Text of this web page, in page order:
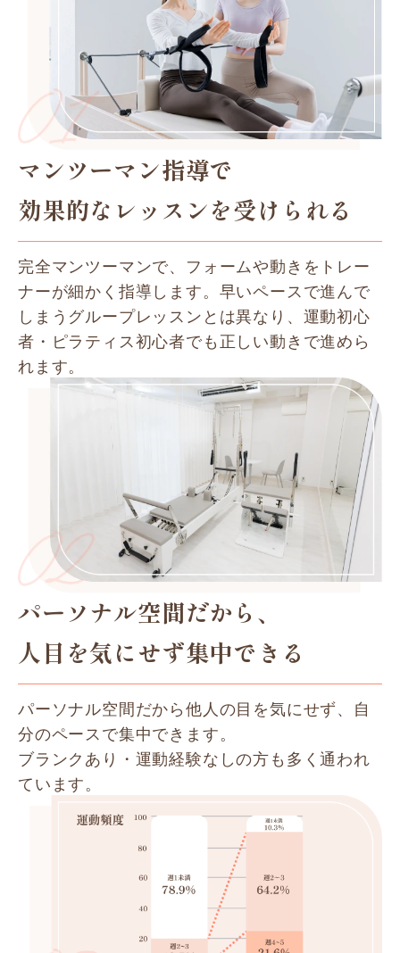
マンツーマン指導で
効果的なレッスンを受けられる
完全マンツーマンで、フォームや動きをトレー
ナーが細かく指導します。早いペースで進んで
しまうグループレッスンとは異なり、運動初心
者・ピラティス初心者でも正しい動きで進めら
れます。
パーソナル空間だから、
人目を気にせず集中できる
パーソナル空間だから他人の目を気にせず、自
分のペースで集中できます。
ブランクあり・運動経験なしの方も多く通われ
ています。